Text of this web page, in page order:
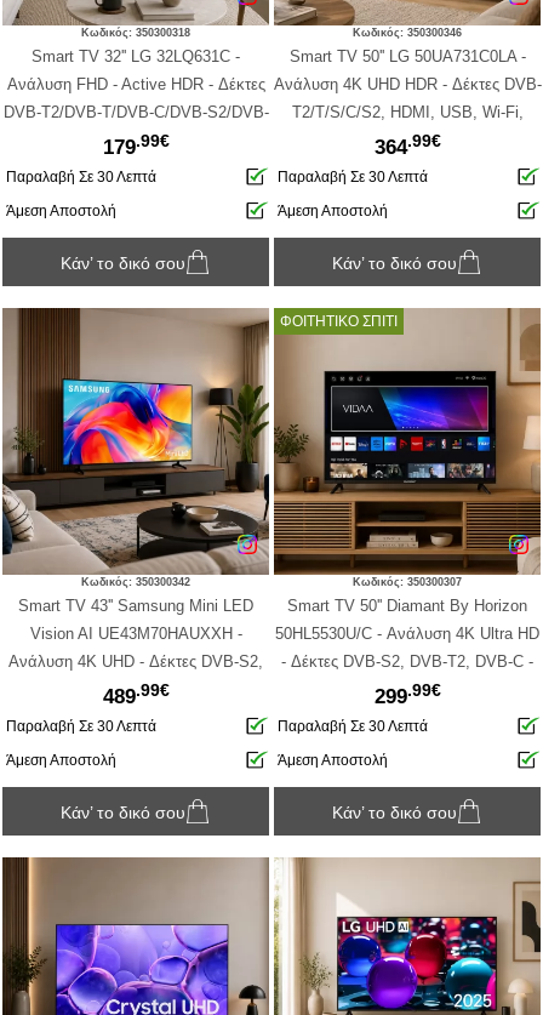
Κωδικός: 350300318
Smart TV 32'' LG 32LQ631C -
Aνάλυση FHD - Active HDR - Δέκτες
DVB-T2/DVB-T/DVB-C/DVB-S2/DVB-
S - Hotel TV Mode - HDMI, USB,
Ethernet, Wifi, Bluetooth
179.99€
Παραλαβή Σε 30 Λεπτά
Άμεση Αποστολή
Κάν’ το δικό σου
Κωδικός: 350300346
Smart TV 50'' LG 50UA731C0LA -
Ανάλυση 4K UHD HDR - Δέκτες DVB-
T2/T/S/C/S2, HDMI, USB, Wi-Fi,
Ethernet, Bluetooth (2025)
364.99€
Παραλαβή Σε 30 Λεπτά
Άμεση Αποστολή
Κάν’ το δικό σου
Κωδικός: 350300342
Smart TV 43'' Samsung Mini LED
Vision AI UE43M70HAUXXH -
Ανάλυση 4K UHD - Δέκτες DVB-S2,
DVB-T2, DVB-C - 3x HDMI, USB-A -
Black
489.99€
Παραλαβή Σε 30 Λεπτά
Άμεση Αποστολή
Κάν’ το δικό σου
ΦΟΙΤΗΤΙΚΟ ΣΠΙΤΙ
Κωδικός: 350300307
Smart TV 50'' Diamant By Horizon
50HL5530U/C - Ανάλυση 4Κ Ultra HD
- Δέκτες DVB-S2, DVB-T2, DVB-C -
3x HDMI, 2x USB, WiFi, Ethernet
299.99€
Παραλαβή Σε 30 Λεπτά
Άμεση Αποστολή
Κάν’ το δικό σου